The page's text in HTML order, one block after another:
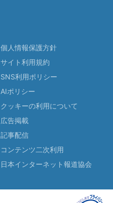
個人情報保護方針
サイト利用規約
SNS利用ポリシー
AIポリシー
クッキーの利用について
広告掲載
記事配信
コンテンツ二次利用
日本インターネット報道協会